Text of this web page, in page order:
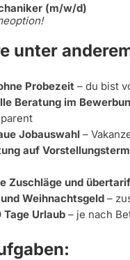
(m/w/d)
unter
Probezeit – du bist
Beratung im
Jobauswahl –
auf
Zuschläge und
Weihnachtsgeld –
Tage Urlaub – je nach